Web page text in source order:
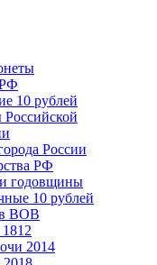
10 рублей
России
РФ
годовщины
10 рублей
в ВОВ
2014